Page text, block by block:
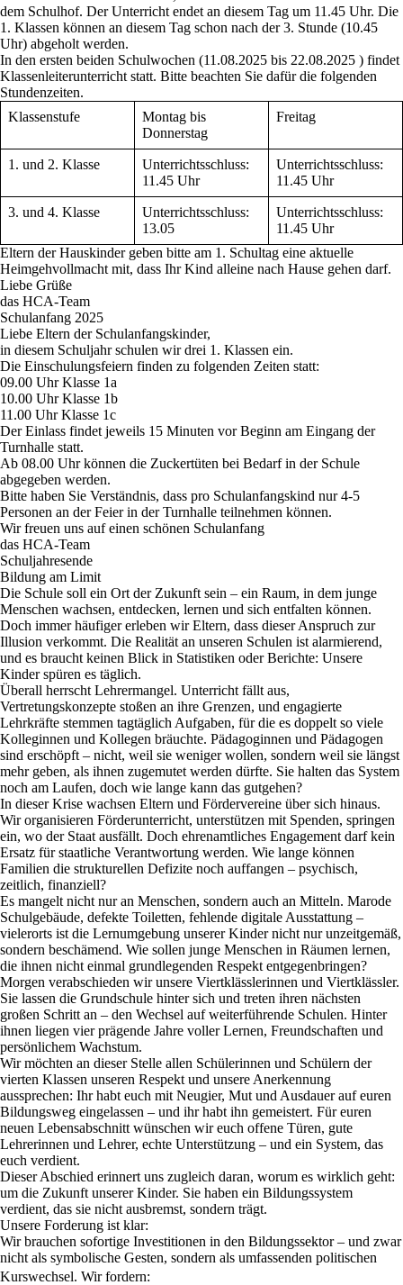
dem Schulhof. Der Unterricht endet an diesem Tag um 11.45 Uhr. Die
1. Klassen können an diesem Tag schon nach der 3. Stunde (10.45
Uhr) abgeholt werden.
In den ersten beiden Schulwochen (11.08.2025 bis 22.08.2025 ) findet
Klassenleiterunterricht statt. Bitte beachten Sie dafür die folgenden
Stundenzeiten.
Klassenstufe
Montag bis
Donnerstag
Freitag
1. und 2. Klasse
Unterrichtsschluss:
11.45 Uhr
Unterrichtsschluss:
11.45 Uhr
3. und 4. Klasse
Unterrichtsschluss:
13.05
Unterrichtsschluss:
11.45 Uhr
Eltern derHauskindergeben bitte am 1. Schultag eine aktuelle
Heimgehvollmacht mit, dass Ihr Kind alleine nach Hause gehen darf.
Liebe Grüße
das HCA-Team
Schulanfang 2025
Liebe Eltern der Schulanfangskinder,
in diesem Schuljahr schulen wir drei 1. Klassen ein.
Die Einschulungsfeiern finden zu folgenden Zeiten statt:
09.00 Uhr Klasse 1a
10.00 Uhr Klasse 1b
11.00 Uhr Klasse 1c
DerEinlass findet jeweils 15 Minuten vor Beginn am Eingang der
Turnhalle statt.
Ab 08.00 Uhrkönnen die Zuckertüten bei Bedarfin der Schule
abgegeben werden.
Bitte haben Sie Verständnis, dass pro Schulanfangskind nur 4-5
Personen an der Feier in der Turnhalle teilnehmen können.
Wir freuen uns auf einen schönen Schulanfang
das HCA-Team
Schuljahresende
Bildung am Limit
Die Schule soll ein Ort der Zukunft sein – ein Raum, in dem junge
Menschen wachsen, entdecken, lernen und sich entfalten können.
Doch immer häufiger erleben wir Eltern, dass dieser Anspruch zur
Illusion verkommt. Die Realität an unseren Schulen ist alarmierend,
und es braucht keinen Blick in Statistiken oder Berichte: Unsere
Kinder spüren es täglich.
Überall herrscht Lehrermangel. Unterricht fällt aus,
Vertretungskonzepte stoßen an ihre Grenzen, und engagierte
Lehrkräfte stemmen tagtäglich Aufgaben, für die es doppelt so viele
Kolleginnen und Kollegen bräuchte. Pädagoginnen und Pädagogen
sind erschöpft – nicht, weil sie weniger wollen, sondern weil sie längst
mehr geben, als ihnen zugemutet werden dürfte. Sie halten das System
noch am Laufen, doch wie lange kann das gutgehen?
In dieser Krise wachsen Eltern und Fördervereine über sich hinaus.
Wir organisieren Förderunterricht, unterstützen mit Spenden, springen
ein, wo der Staat ausfällt. Doch ehrenamtliches Engagement darf kein
Ersatz für staatliche Verantwortung werden. Wie lange können
Familien die strukturellen Defizite noch auffangen – psychisch,
zeitlich, finanziell?
Es mangelt nicht nur an Menschen, sondern auch an Mitteln. Marode
Schulgebäude, defekte Toiletten, fehlende digitale Ausstattung –
vielerorts ist die Lernumgebung unserer Kinder nicht nur unzeitgemäß,
sondern beschämend. Wie sollen junge Menschen in Räumen lernen,
die ihnen nicht einmal grundlegenden Respekt entgegenbringen?
Morgen verabschieden wir unsere Viertklässlerinnen und Viertklässler.
Sie lassen die Grundschule hinter sich und treten ihren nächsten
großen Schritt an – den Wechsel auf weiterführende Schulen. Hinter
ihnen liegen vier prägende Jahre voller Lernen, Freundschaften und
persönlichem Wachstum.
Wir möchten an dieser Stelle allen Schülerinnen und Schülern der
vierten Klassen unseren Respekt und unsere Anerkennung
aussprechen: Ihr habt euch mit Neugier, Mut und Ausdauer auf euren
Bildungsweg eingelassen – und ihr habt ihn gemeistert. Für euren
neuen Lebensabschnitt wünschen wir euch offene Türen, gute
Lehrerinnen und Lehrer, echte Unterstützung – und ein System, das
euch verdient.
Dieser Abschied erinnert uns zugleich daran, worum es wirklich geht:
um die Zukunft unserer Kinder. Sie haben ein Bildungssystem
verdient, das sie nicht ausbremst, sondern trägt.
Unsere Forderung ist klar:
Wir brauchen sofortige Investitionen in den Bildungssektor – und zwar
nicht als symbolische Gesten, sondern als umfassenden politischen
Kurswechsel. Wir fordern: